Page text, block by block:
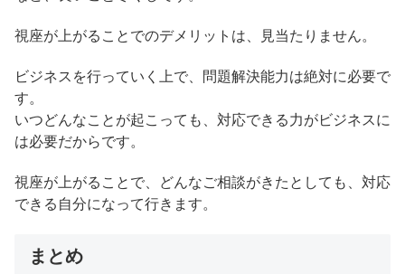
視座が上がることでのデメリットは、見当たりません。
ビジネスを行っていく上で、問題解決能力は絶対に必要で
す。
いつどんなことが起こっても、対応できる力がビジネスに
は必要だからです。
視座が上がることで、どんなご相談がきたとしても、対応
できる自分になって行きます。
まとめ